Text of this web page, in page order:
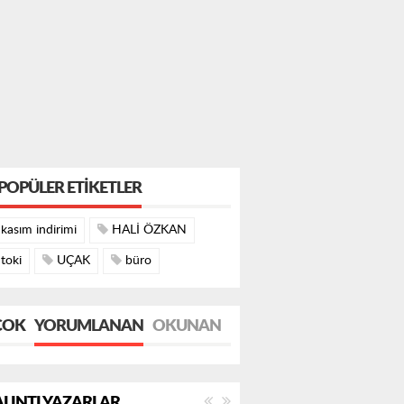
ETIKETLER
indirimi HALİ ÖZKAN
UÇAK büro
YORUMLANAN OKUNAN